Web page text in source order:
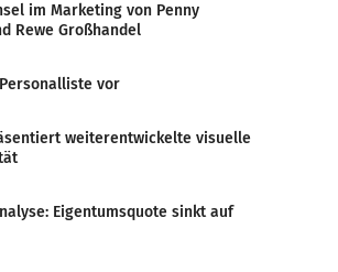
im Marketing von Penny
Rewe Großhandel
vor
weiterentwickelte visuelle
Eigentumsquote sinkt auf